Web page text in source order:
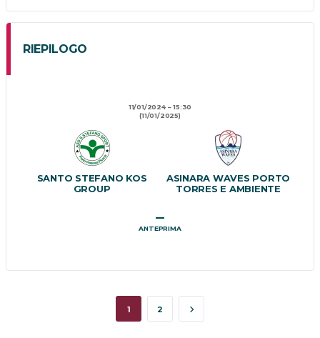
RIEPILOGO
11/01/2024
15:30
(11/01/2025)
SANTO STEFANO KOS
GROUP
ASINARA WAVES PORTO
TORRES E AMBIENTE
–
ANTEPRIMA
1 2